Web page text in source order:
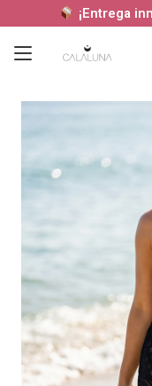
¡Entrega